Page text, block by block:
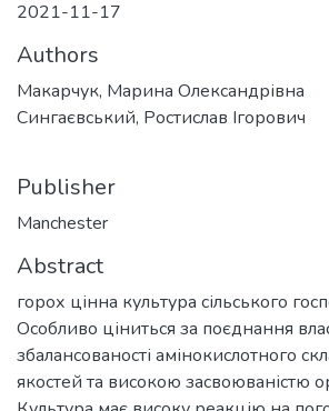
2021-11-17
Authors
Макарчук, Марина Олександрівна
Сингаєвський, Ростислав Ігорович
Publisher
Manchester
Abstract
горох цінна культура сільського
Особливо ціниться за поєднання
збалансованості амінокислотного
якостей та високою засвоюваністю